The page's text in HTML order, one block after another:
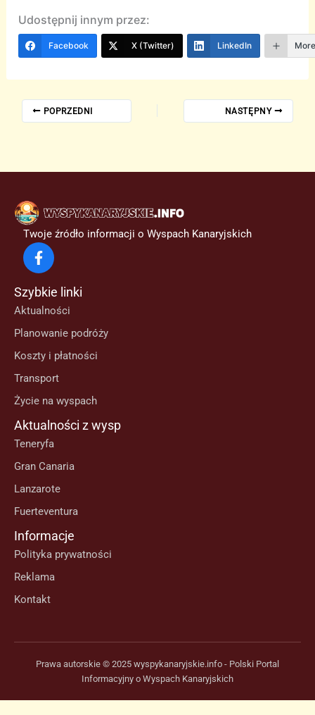
Udostępnij innym przez:
Facebook X (Twitter) LinkedIn
POPRZEDNI NASTĘPNY
Twoje źródło informacji o Wyspach Kanaryjskich
Szybkie linki
Aktualności
Planowanie podróży
Koszty i płatności
Transport
Życie na wyspach
Aktualności z wysp
Teneryfa
Gran Canaria
Lanzarote
Fuerteventura
Informacje
Polityka prywatności
Reklama
Kontakt
Prawa autorskie © 2025 wyspykanaryjskie.info - Polski Portal
Informacyjny o Wyspach Kanaryjskich